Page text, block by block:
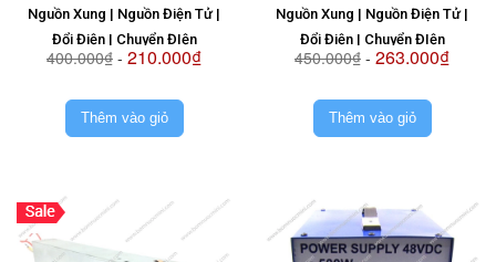
Nguồn Xung | Nguồn Điện Tử |
Đổi Điện | Chuyển ĐIện
400.000₫ - 210.000₫
Thêm vào giỏ
Nguồn Xung | Nguồn Điện Tử |
Đổi Điện | Chuyển ĐIện
450.000₫ - 263.000₫
Thêm vào giỏ